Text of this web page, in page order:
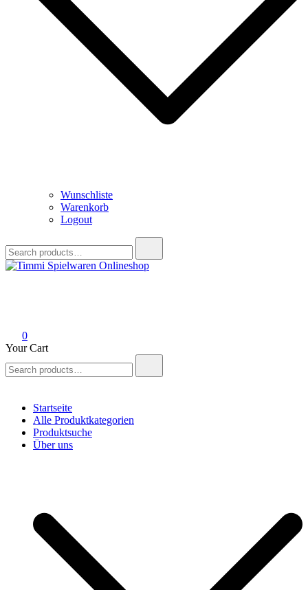
Wunschliste
Warenkorb
Logout
for:
0
Your Cart
for:
Startseite
Alle Produktkategorien
Produktsuche
Über uns